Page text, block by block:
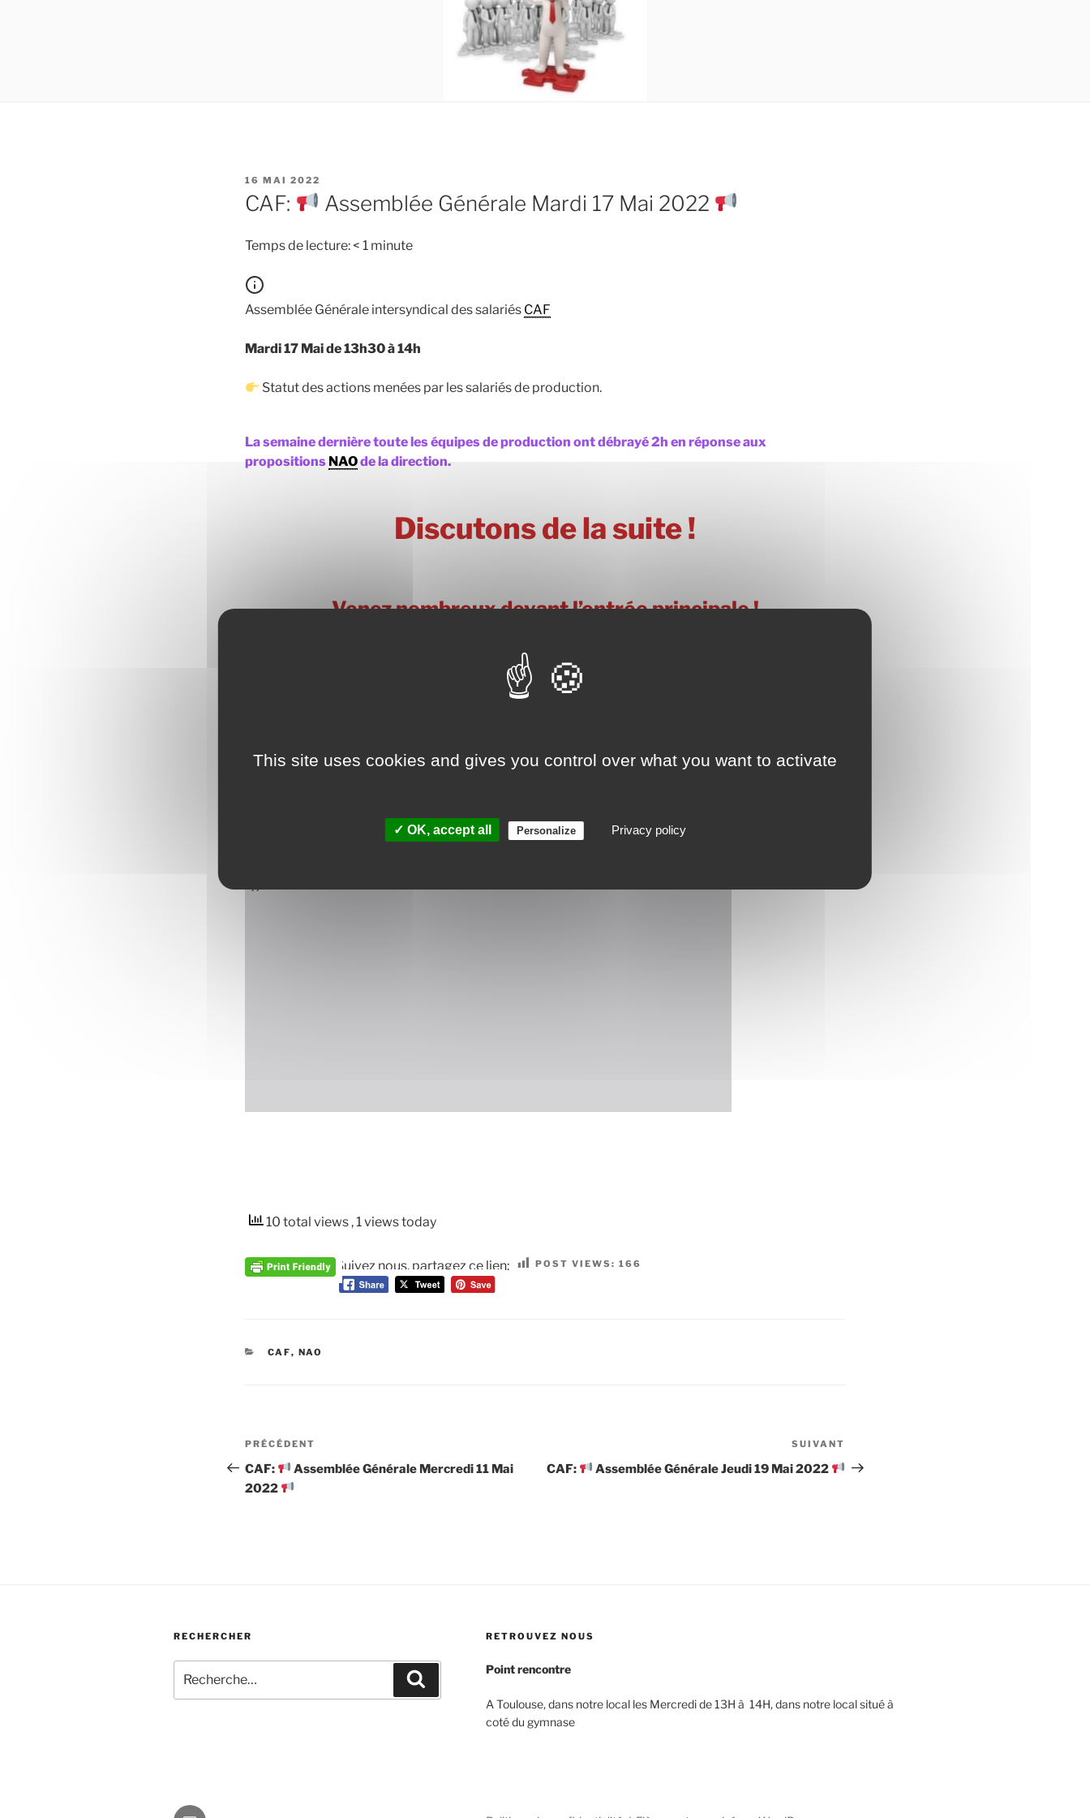
PUBLIÉ
LE
16 MAI 2022
CAF: Assemblée Générale Mardi 17 Mai 2022
Temps de lecture:< 1 minute
Assemblée Générale intersyndical des salariés CAF
Mardi 17 Mai de 13h30 à 14h
Statut des actions menées par les salariés de production.
La semaine dernière toute les équipes de production ont débrayé 2h en réponse aux
propositions NAOde la direction.
Discutons de la suite !
Venez nombreux devant l’entrée principale !
Votre pouvoir d’achat en dépend !
10 total views , 1 views today
Suivez nous, partagez ce lien: POST VIEWS: 166
CATÉGORIES
CAF, NAO
Navigation
de
l’article
Article
précédent
PRÉCÉDENT
CAF:
Assemblée Générale Mercredi 11 Mai
2022
suivant
SUIVANT
CAF: Assemblée Générale Jeudi 19 Mai 2022
RECHERCHER
pour
:
Recherche
RETROUVEZ NOUS
Point rencontre
A Toulouse, dans notre local les Mercredi de 13H à 14H, dans notre local situé à
coté du gymnase
E-
This site uses cookies and gives you control over what you want to activate
✓ OK, accept all Personalize Privacy policy